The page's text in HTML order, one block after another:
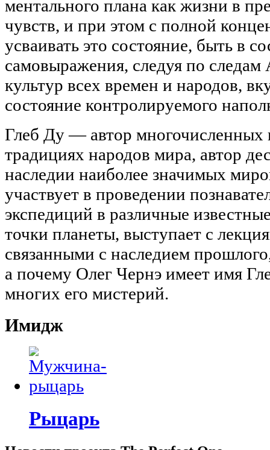
ментального плана как жизни в
чувств, и при этом с полной
усваивать это состояние, быть в
самовыражения, следуя по следам
культур всех времен и народов,
состояние контролируемого
Глеб Ду — автор многочисленных
традициях народов мира, автор
наследии наиболее значимых
участвует в проведении
экспедиций в различные
точки планеты, выступает с
связанными с наследием
а почему Олег Чернэ имеет имя
многих его мистерий.
Имидж
Рыцарь